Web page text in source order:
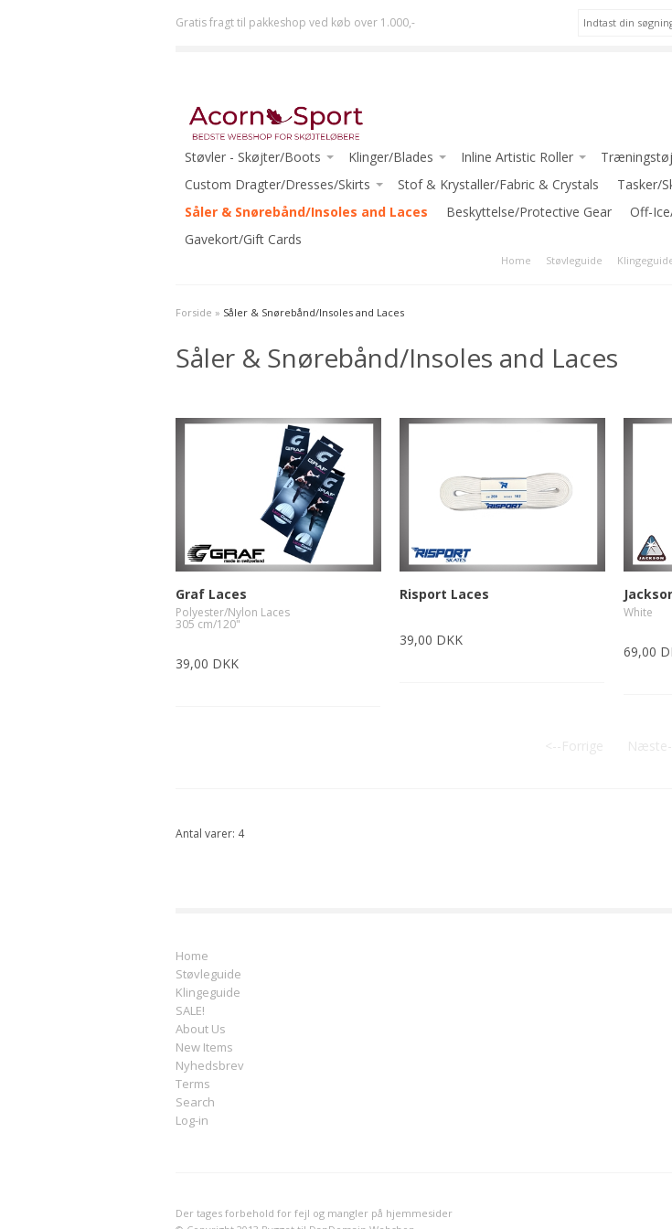
Gratis fragt til pakkeshop ved køb over 1.000,-
Støvler - Skøjter/Boots
JACKSON
RISPORT
GRAF
AURA
-Beginner Skates
-Advanced Skates
-Ice Dance Skates
Klinger/Blades
ULTIMA (Jackson)
JOHN WILSON
-Intermediate Blades
-Advanced Blades
Inline Artistic Roller
Pic Skates-Roller
Jackson Atom Roller
*Apparel
*Apparel
Custom Dragter/Dresses/Skirts
ACORN DRESSES ONE-OF-A-KIND
READY TO WEAR
Stof & Krystaller/Fabric & Crystals Tasker/
Såler & Snørebånd/Insoles and Laces
Beskyttelse/Protective Gear Off-
Gavekort/Gift Cards
Home Støvleguide
Forside » Såler & Snørebånd/Insoles and Laces
Såler & Snørebånd/Insoles and Laces
Graf Laces
Polyester/Nylon Laces
305 cm/120"
39,00 DKK
Risport Laces
39,00 DKK
White
69,00
<--Forrige Næste--
Antal varer: 4
Home
Støvleguide
Klingeguide
SALE!
About Us
New Items
Nyhedsbrev
Terms
Search
Log-in
Der tages forbehold for fejl og mangler på hjemmesider